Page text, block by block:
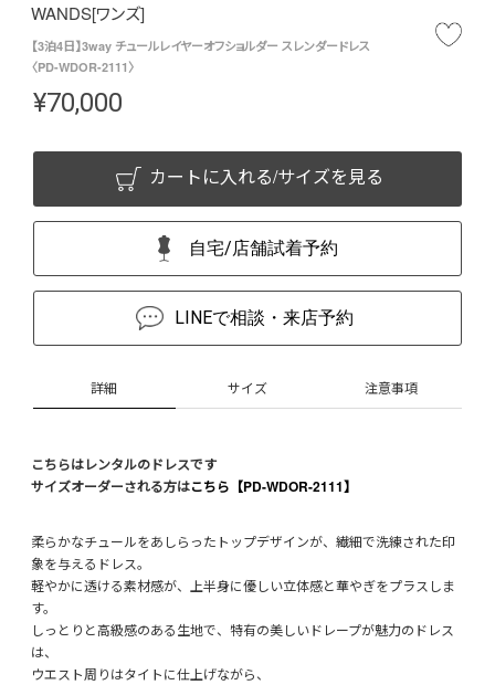
WANDS[ワンズ]
【3泊4日】3way チュールレイヤーオフショルダー スレンダードレス
〈PD-WDOR-2111〉
¥70,000
カートに入れる/サイズを見る
自宅/店舗試着予約
LINEで相談・来店予約
詳細 サイズ 注意事項
こちらはレンタルのドレスです
サイズオーダーされる方はこちら【PD-WDOR-2111】
柔らかなチュールをあしらったトップデザインが、繊細で洗練された印
象を与えるドレス。
軽やかに透ける素材感が、上半身に優しい立体感と華やぎをプラスしま
す。
しっとりと高級感のある生地で、特有の美しいドレープが魅力のドレス
は、
ウエスト周りはタイトに仕上げながら、